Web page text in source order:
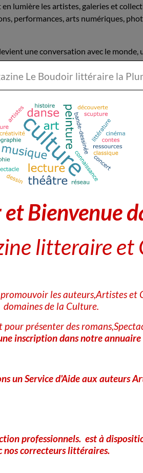
lumière les artistes, galeries et
performances, arts numériques,
une conversation avec le monde,
: valoriser la diversité des
aux acteurs du contemporain.
Paris
Email
Le
Bienvenue
litteraire et
les auteurs,Artistes et
domaines de la Culture.
présenter des
inscription dans notre annuaire
un Service d'Aide aux auteurs
professionnels. est à
nos correcteurs littéraires.